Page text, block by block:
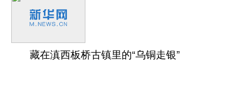
藏在滇西板桥古镇里的“乌铜走银”